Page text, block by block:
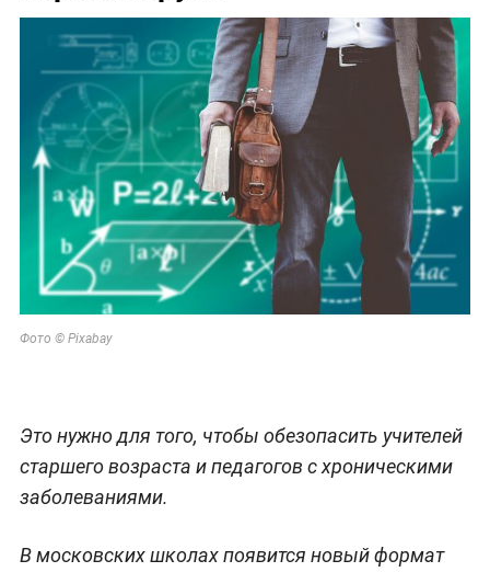
Фото © Pixabay
Это нужно для того, чтобы обезопасить учителей
старшего возраста и педагогов с хроническими
заболеваниями.
В московских школах появится новый формат